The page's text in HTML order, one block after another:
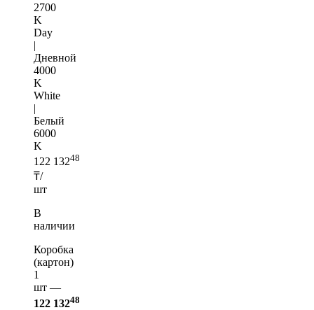
2700
K
Day
|
Дневной
4000
K
White
|
Белый
6000
K
122 13248
₸/
шт
В
наличии
Коробка
(картон)
1
шт —
122 13248